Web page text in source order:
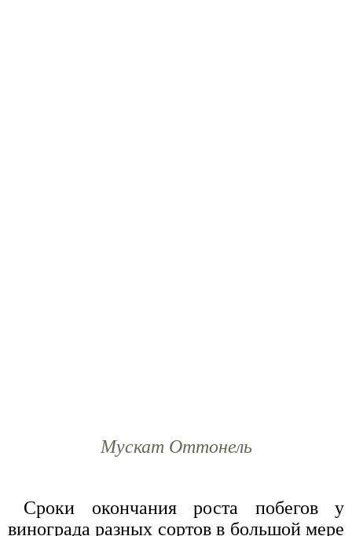
Мускат Оттонель
Сроки окончания роста побегов у
винограда разных сортов в большой мере